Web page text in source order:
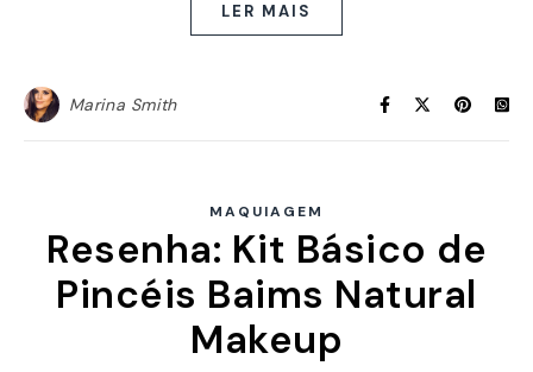
LER MAIS
Marina Smith
MAQUIAGEM
Resenha: Kit Básico de
Pincéis Baims Natural
Makeup